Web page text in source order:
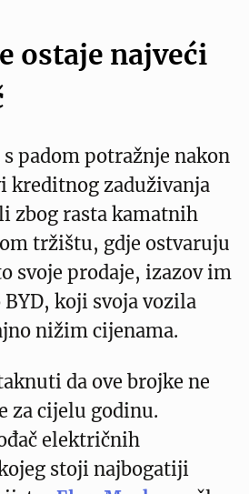
ostaje najveći
s padom potražnje nakon
kreditnog zaduživanja
zbog rasta kamatnih
tržištu, gdje ostvaruju
svoje prodaje, izazov im
koji svoja vozila
nižim cijenama.
da ove brojke ne
za cijelu godinu.
električnih
stoji najbogatiji